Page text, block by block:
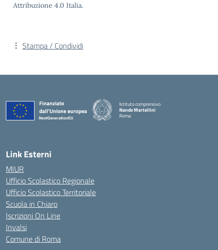
Attribuzione 4.0 Italia.
Stampa / Condividi
Istituto comprensivo
Nando Martellini
Roma
Link Esterni
MIUR
Ufficio Scolastico Regionale
Ufficio Scolastico Territoriale
Scuola in Chiaro
Iscrizioni On Line
Invalsi
Comune di Roma